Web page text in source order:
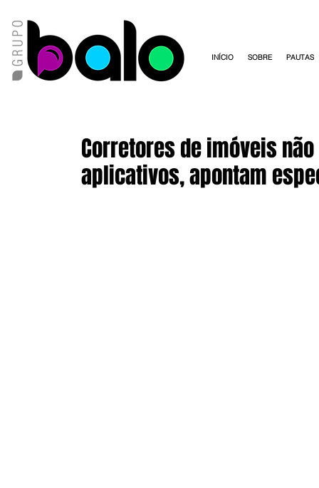
INÍCIO SOBRE PAUTAS
Corretores de imóveis
aplicativos, apontam